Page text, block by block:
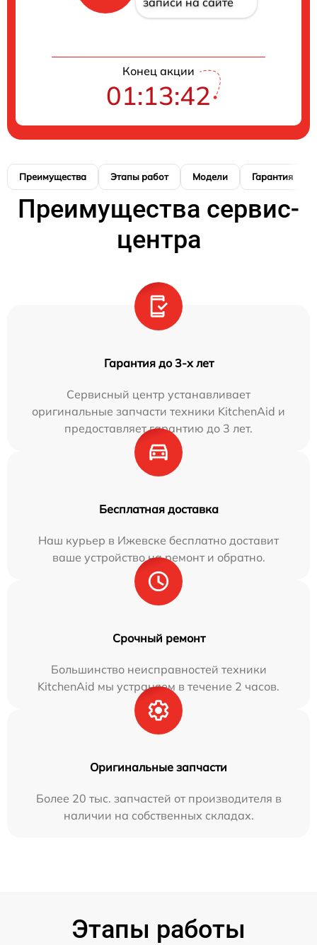
Конец акции
01:13:41
Преимущества Этапы работ Модели Гарантия
Преимущества сервис-
центра
Гарантия до 3-х лет
Сервисный центр устанавливает
оригинальные запчасти техники KitchenAid и
предоставляет гарантию до 3 лет.
Бесплатная доставка
Наш курьер в Ижевске бесплатно доставит
ваше устройство на ремонт и обратно.
Срочный ремонт
Большинство неисправностей техники
KitchenAid мы устраняем в течение 2 часов.
Оригинальные запчасти
Более 20 тыс. запчастей от производителя в
наличии на собственных складах.
Этапы работы